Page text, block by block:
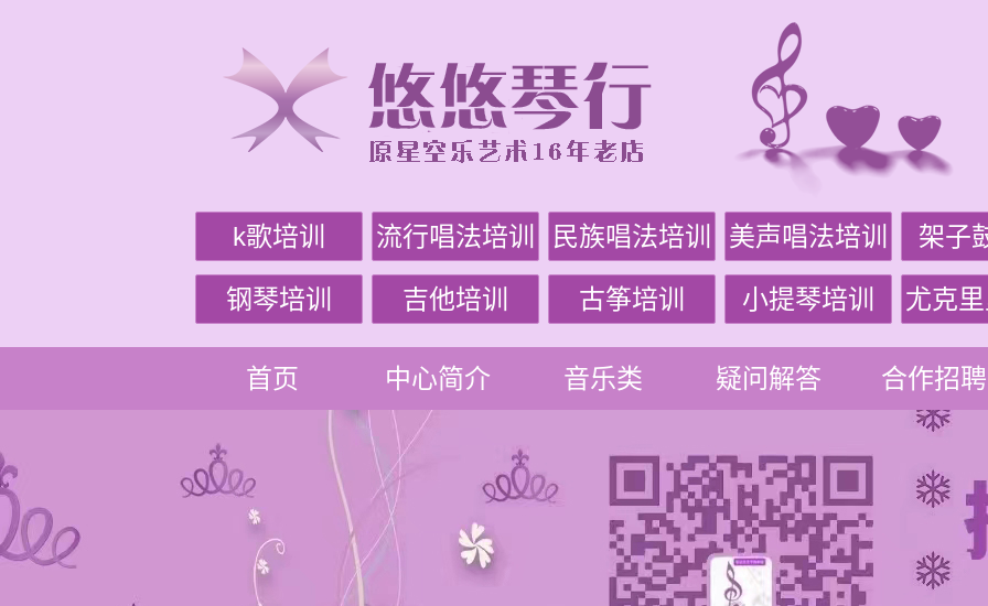
k歌培训 流行唱法培训 民族唱法培训 美声唱法培训 架子
钢琴培训 吉他培训 古筝培训 小提琴培训 尤克
首页 中心简介 音乐类 疑问解答 合作招聘